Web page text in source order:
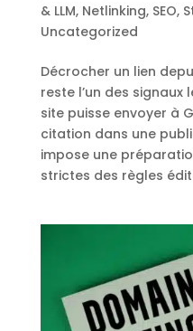
& LLM, Netlinking, SEO,
Uncategorized
Décrocher un lien
reste l’un des signaux
site puisse envoyer à
citation dans une
impose une
strictes des règles